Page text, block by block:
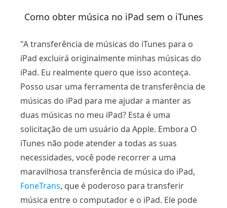
Como obter música no iPad sem o iTunes
"A transferência de músicas do iTunes para o
iPad excluirá originalmente minhas músicas do
iPad. Eu realmente quero que isso aconteça.
Posso usar uma ferramenta de transferência de
músicas do iPad para me ajudar a manter as
duas músicas no meu iPad? Esta é uma
solicitação de um usuário da Apple. Embora O
iTunes não pode atender a todas as suas
necessidades, você pode recorrer a uma
maravilhosa transferência de música do iPad,
FoneTrans, que é poderoso para transferir
música entre o computador e o iPad. Ele pode